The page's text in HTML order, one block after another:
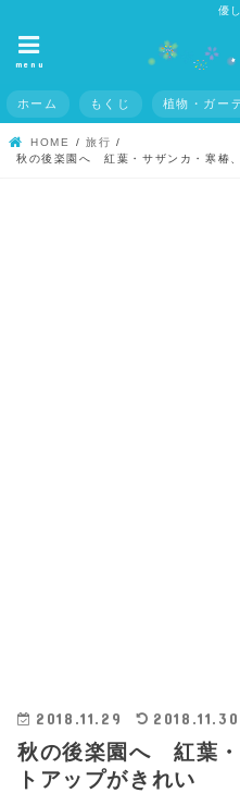
優
menu
ホーム もくじ 植物・ガー
HOME
旅行
秋の後楽園へ 紅葉・サザンカ・寒椿
2018.11.29 2018.11.30
秋の後楽園へ 紅葉・
トアップがきれい